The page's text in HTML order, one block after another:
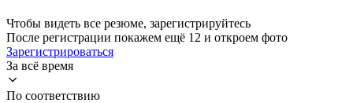
Чтобы видеть все резюме, зарегистрируйтесь
После регистрации покажем ещё 12 и откроем фото
Зарегистрироваться
За всё время
По соответствию